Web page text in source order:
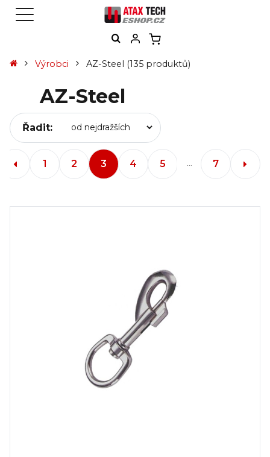
Výrobci AZ-Steel (135 produktů)
AZ-Steel
Řadit:
1 2 3 4 5 7